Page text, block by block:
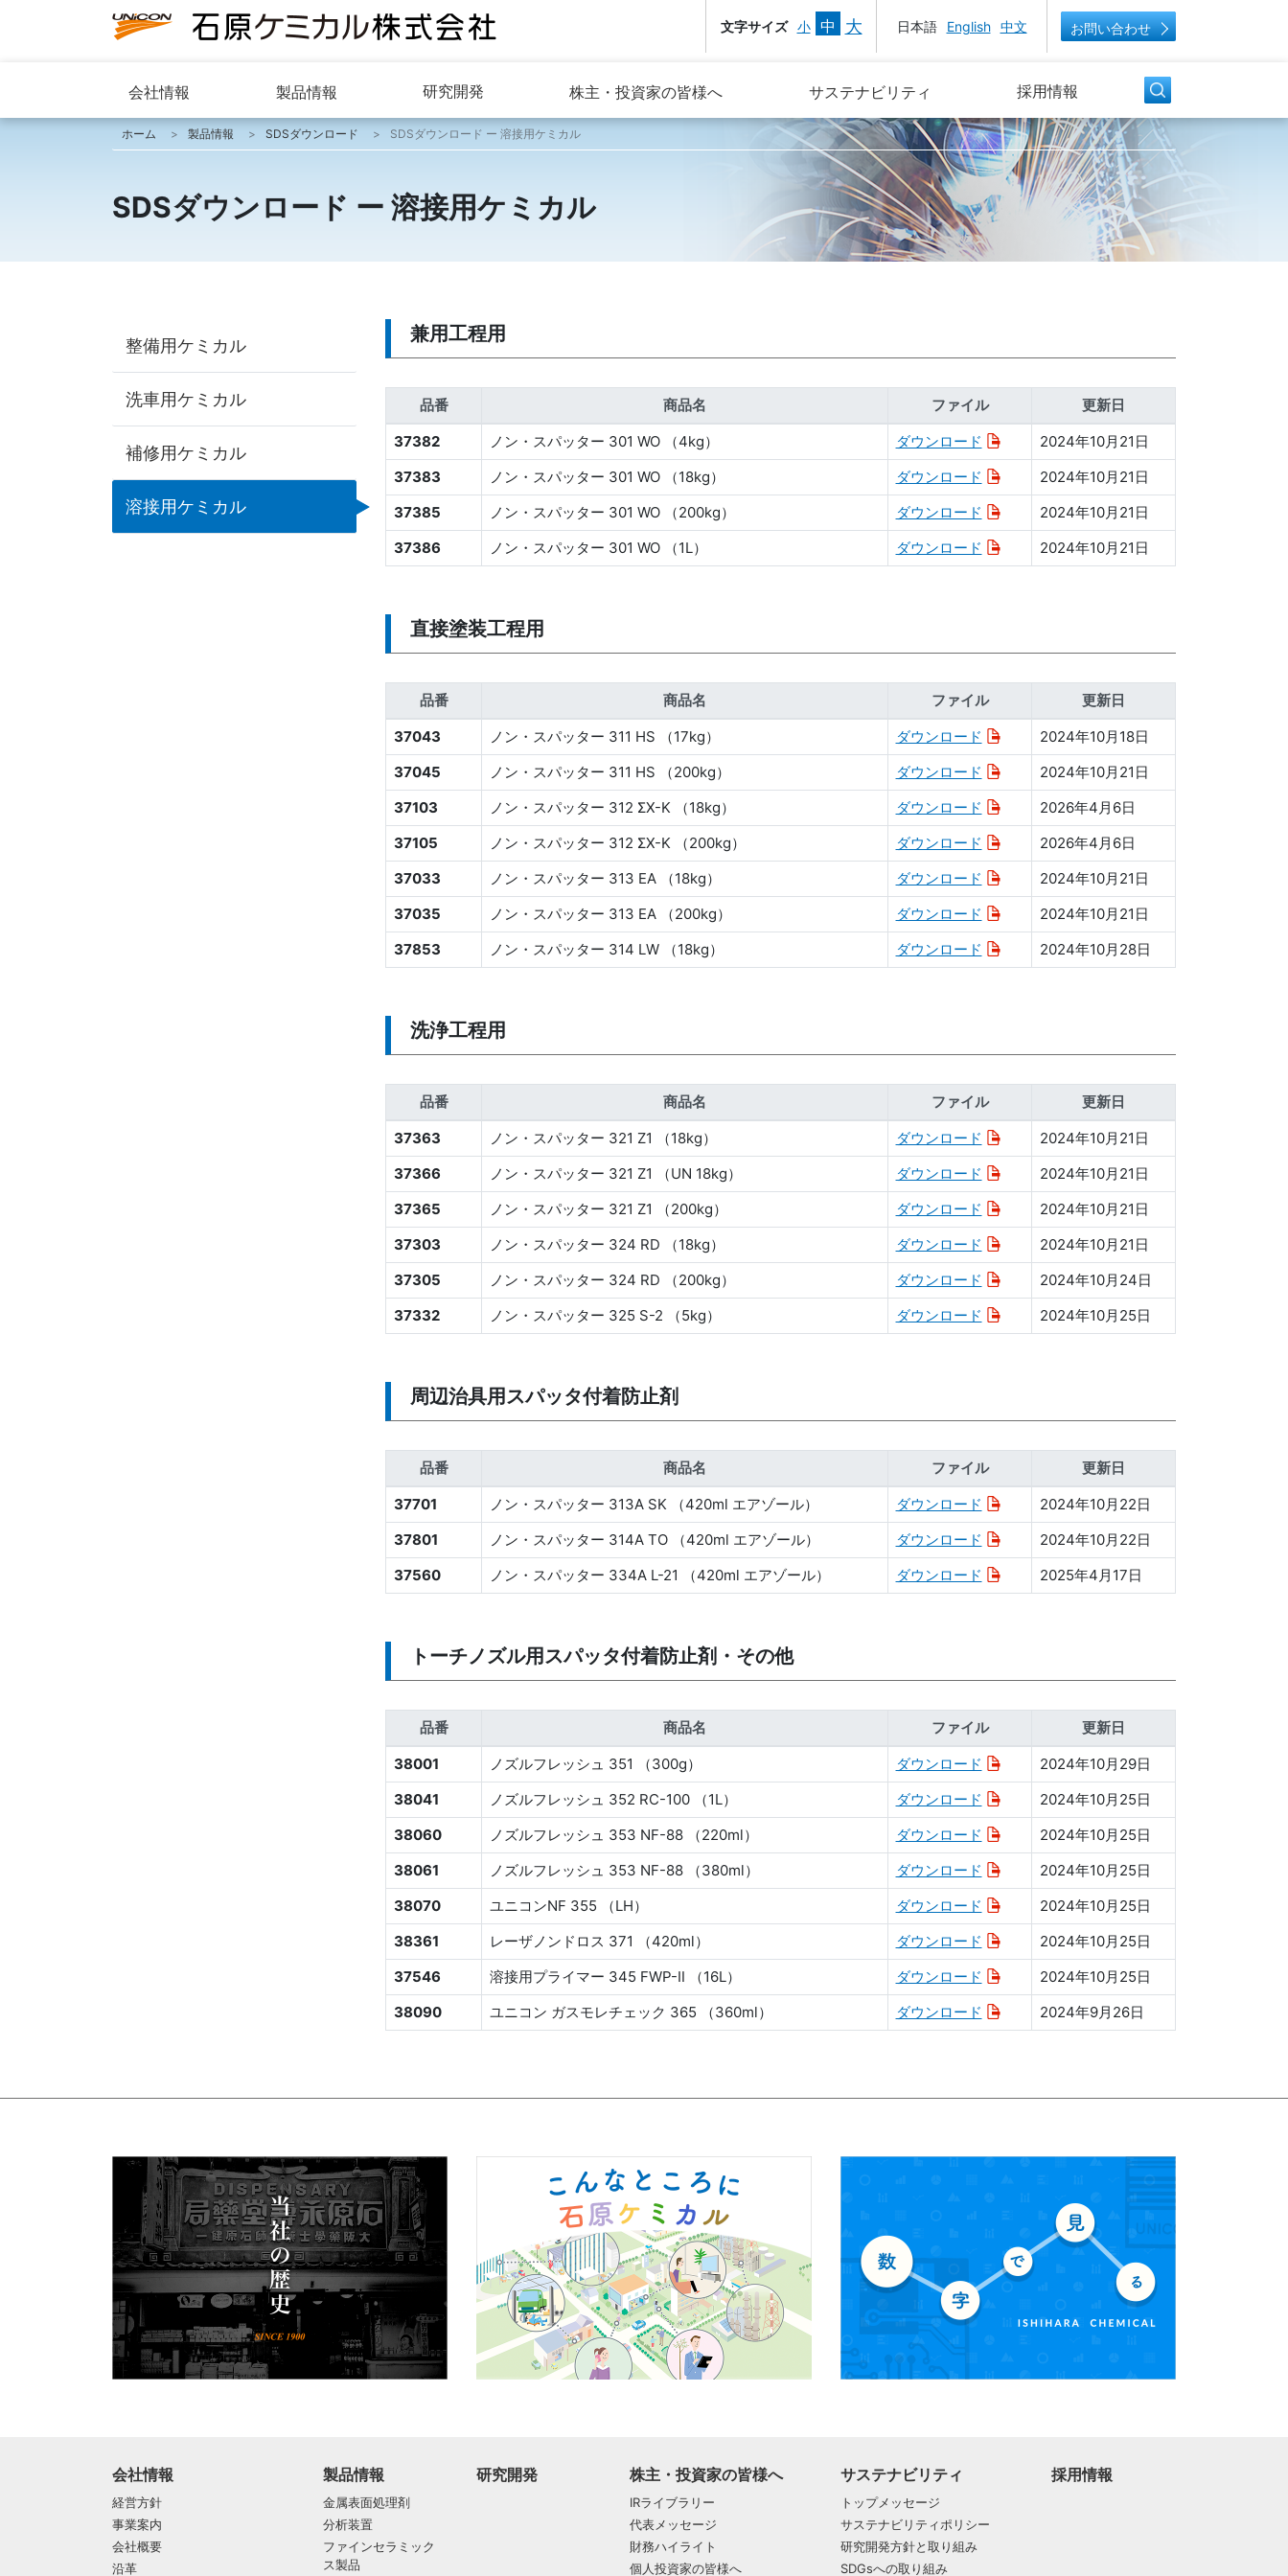
文字サイズ 小 中 大 日本語 English 中文 お問い合わせ
会社情報 製品情報 研究開発 株主・投資家の皆様へ サステナビリティ 採用情報
ホーム 製品情報 SDSダウンロード SDSダウンロード ー 溶接用ケミカル
SDSダウンロード ー 溶接用ケミカル
整備用ケミカル
洗車用ケミカル
補修用ケミカル
溶接用ケミカル
兼用工程用
品番 商品名 ファイル
更新日
37382
ノン・スパッター 301 WO （4kg） ダウンロード
2024年10月21日
37383
ノン・スパッター 301 WO （18kg） ダウンロード
2024年10月21日
37385
ノン・スパッター 301 WO （200kg） ダウンロード
2024年10月21日
37386
ノン・スパッター 301 WO （1L） ダウンロード 2024年10月21日
直接塗装工程用
品番 商品名 ファイル
更新日
37043
ノン・スパッター 311 HS （17kg） ダウンロード
2024年10月18日
37045
ノン・スパッター 311 HS （200kg） ダウンロード
2024年10月21日
37103
ノン・スパッター 312 ΣX-K （18kg） ダウンロード
2026年4月6日
37105
ノン・スパッター 312 ΣX-K （200kg） ダウンロード
2026年4月6日
37033
ノン・スパッター 313 EA （18kg） ダウンロード
2024年10月21日
37035
ノン・スパッター 313 EA （200kg） ダウンロード
2024年10月21日
37853
ノン・スパッター 314 LW （18kg） ダウンロード 2024年10月28日
洗浄工程用
品番 商品名 ファイル
更新日
37363
ノン・スパッター 321 Z1 （18kg） ダウンロード
2024年10月21日
37366
ノン・スパッター 321 Z1 （UN 18kg） ダウンロード
2024年10月21日
37365
ノン・スパッター 321 Z1 （200kg） ダウンロード
2024年10月21日
37303
ノン・スパッター 324 RD （18kg） ダウンロード
2024年10月21日
37305
ノン・スパッター 324 RD （200kg） ダウンロード
2024年10月24日
37332
ノン・スパッター 325 S-2 （5kg） ダウンロード 2024年10月25日
周辺治具用スパッタ付着防止剤
品番 商品名 ファイル
更新日
37701
ノン・スパッター 313A SK （420ml エアゾール） ダウンロード
2024年10月22日
37801
ノン・スパッター 314A TO （420ml エアゾール） ダウンロード
2024年10月22日
37560
ノン・スパッター 334A L-21 （420ml エアゾール） ダウンロード 2025年4月17日
トーチノズル用スパッタ付着防止剤・その他
品番 商品名 ファイル
更新日
38001
ノズルフレッシュ 351 （300g） ダウンロード
2024年10月29日
38041
ノズルフレッシュ 352 RC-100 （1L） ダウンロード
2024年10月25日
38060
ノズルフレッシュ 353 NF-88 （220ml） ダウンロード
2024年10月25日
38061
ノズルフレッシュ 353 NF-88 （380ml） ダウンロード
2024年10月25日
38070
ユニコンNF 355 （LH） ダウンロード
2024年10月25日
38361
レーザノンドロス 371 （420ml） ダウンロード
2024年10月25日
37546
溶接用プライマー 345 FWP-Ⅱ （16L） ダウンロード
2024年10月25日
38090
ユニコン ガスモレチェック 365 （360ml） ダウンロード 2024年9月26日
会社情報
経営方針
事業案内
会社概要
沿革
製品情報
金属表面処理剤
分析装置
ファインセラミック
ス製品
研究開発 株主・投資家の皆様へ
IRライブラリー
代表メッセージ
財務ハイライト
個人投資家の皆様へ
サステナビリティ
トップメッセージ
サステナビリティポリシー
研究開発方針と取り組み
SDGsへの取り組み
採用情報